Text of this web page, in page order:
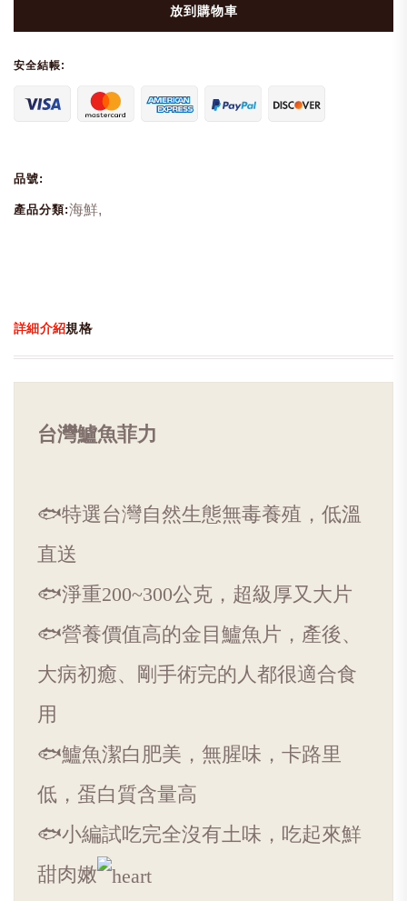
放到購物車
安全結帳:
品號:
產品分類:海鮮,
詳細介紹規格
台灣鱸魚菲力
🐟特選台灣自然生態無毒養殖，低溫
直送
🐟淨重200~300公克，超級厚又大片
🐟營養價值高的金目鱸魚片，產後、
大病初癒、剛手術完的人都很適合食
用
🐟鱸魚潔白肥美，無腥味，卡路里
低，蛋白質含量高
🐟小編試吃完全沒有土味，吃起來鮮
甜肉嫩